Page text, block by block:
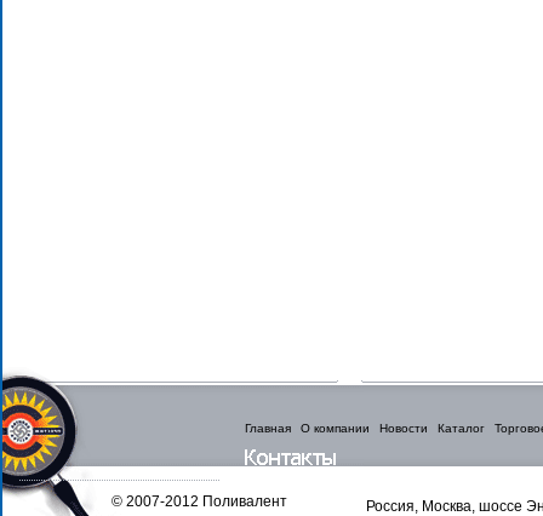
Главная О компании Новости Каталог
Россия, Москва, шоссе
© 2007-2012 Поливалент